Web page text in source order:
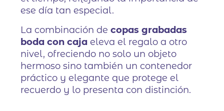
ese día tan especial.
La combinación decopas grabadas
boda con caja eleva el regalo a otro
nivel, ofreciendo no solo un objeto
hermoso sino también un contenedor
práctico y elegante que protege el
recuerdo y lo presenta con distinción.